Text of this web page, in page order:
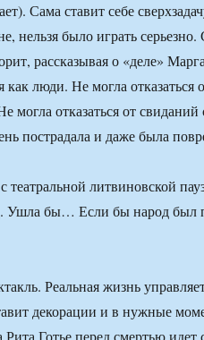
Сама ставит себе
нельзя было играть
рассказывая о «деле»
как люди. Не могла
могла отказаться от
пострадала и даже была
театральной литвиновской
Ушла бы… Если бы народ был
Реальная жизнь
декорации и в нужные